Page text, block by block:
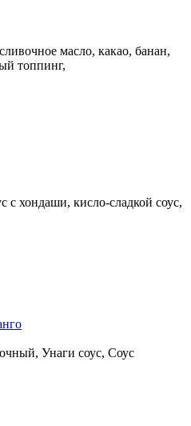
масло, какао, банан,
топпинг,
хондаши, кисло-сладкой соус,
Унаги соус, Соус